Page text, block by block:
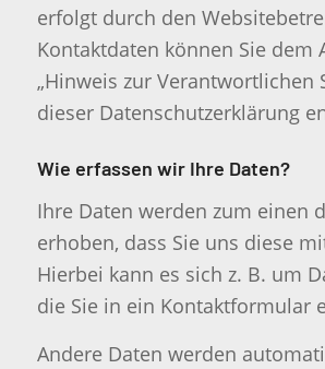
erfolgt durch den
Kontaktdaten können Sie dem
„Hinweis zur Verantwortlichen
dieser Datenschutzerklärung
Wie erfassen wir Ihre Daten?
Ihre Daten werden zum einen
erhoben, dass Sie uns diese
Hierbei kann es sich z. B. um
die Sie in ein Kontaktformular
Andere Daten werden